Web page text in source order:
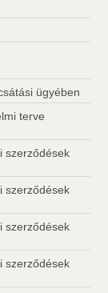
ügyében
terve
szerződések
szerződések
szerződések
szerződések